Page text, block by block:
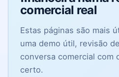
comercial real
Estas páginas são mais
uma demo útil, revisão
conversa comercial com
certo.